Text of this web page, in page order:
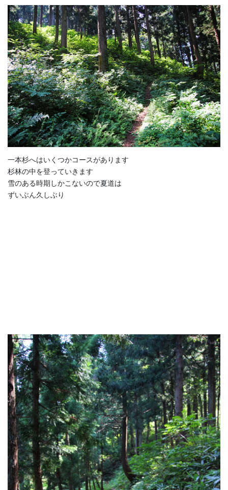
一本杉へはいくつかコースがあります
杉林の中を登っていきます
雪のある時期しかこないので夏道は
ずいぶん久しぶり